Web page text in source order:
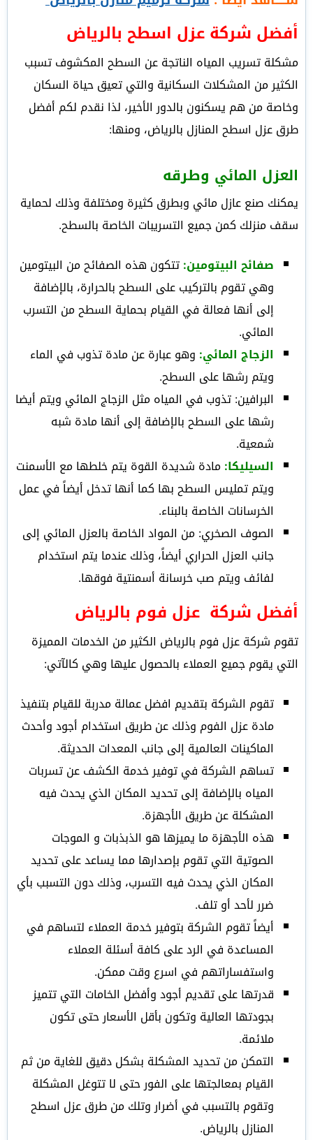
أفضل شركة عزل اسطح بالرياض
مشكلة تسريب المياه الناتجة عن السطح المكشوف تسبب
الكثير من المشكلات السكانية والتي تعيق حياة السكان
وخاصة من هم يسكنون بالدور الأخير، لذا نقدم لكم أفضل
طرق عزل اسطح المنازل بالرياض، ومنها:
العزل المائي وطرقه
يمكنك صنع عازل مائي وبطرق كثيرة ومختلفة وذلك لحماية
سقف منزلك كمن جميع التسريبات الخاصة بالسطح.
صفائح البيتومين:تتكون هذه الصفائح من البيتومين
وهي تقوم بالتركيب على السطح بالحرارة، بالإضافة
إلى أنها فعالة في القيام بحماية السطح من التسرب
المائي.
الزجاج المائي: وهو عبارة عن مادة تذوب في الماء
ويتم رشها على السطح.
البرافين: تذوب في المياه مثل الزجاج المائي ويتم أيضا
رشها على السطح بالإضافة إلى أنها مادة شبه
شمعية.
السيليكا:مادة شديدة القوة يتم خلطها مع الأسمنت
ويتم تمليس السطح بها كما أنها تدخل أيضاً في عمل
الخرسانات الخاصة بالبناء.
الصوف الصخري: من المواد الخاصة بالعزل المائي إلى
جانب العزل الحراري أيضاً، وذلك عندما يتم استخدام
لفائف ويتم صب خرسانة أسمنتية فوقها.
أفضل شركة عزل فوم بالرياض
تقوم شركة عزل فوم بالرياض الكثير من الخدمات المميزة
التي يقوم جميع العملاء بالحصول عليها وهي كالآتي:
تقوم الشركة بتقديم افضل عمالة مدربة للقيام بتنفيذ
مادة عزل الفوم وذلك عن طريق استخدام أجود وأحدث
الماكينات العالمية إلى جانب المعدات الحديثة.
تساهم الشركة في توفير خدمة الكشف عن تسربات
المياه بالإضافة إلى تحديد المكان الذي يحدث فيه
المشكلة عن طريق الأجهزة.
هذه الأجهزة ما يميزها هو الذبذبات و الموجات
الصوتية التي تقوم بإصدارها مما يساعد على تحديد
المكان الذي يحدث فيه التسرب، وذلك دون التسبب بأي
ضرر لأحد أو تلف.
أيضاً تقوم الشركة بتوفير خدمة العملاء لتساهم في
المساعدة في الرد على كافة أسئلة العملاء
واستفساراتهم في اسرع وقت ممكن.
قدرتها على تقديم أجود وأفضل الخامات التي تتميز
بجودتها العالية وتكون بأقل الأسعار حتى تكون
ملائمة.
التمكن من تحديد المشكلة بشكل دقيق للغاية من ثم
القيام بمعالجتها على الفور حتى لا تتوغل المشكلة
وتقوم بالتسبب في أضرار وتلك من طرق عزل اسطح
المنازل بالرياض.